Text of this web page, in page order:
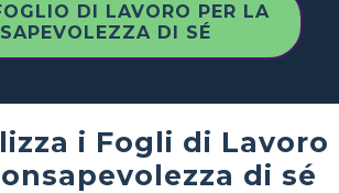
DI LAVORO PER LA
DI SÉ
i Fogli di Lavoro
di sé